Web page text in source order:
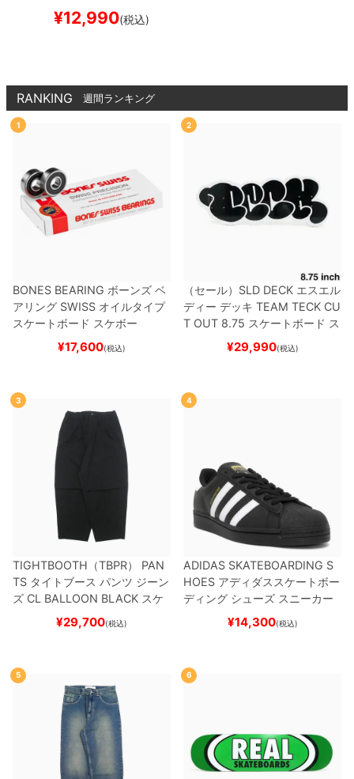
EDANCE EGG 8.8
ートボード スケボー
¥12,990(税込)
RANKING 週間ランキング
1
BONES BEARING ボーンズ ベ
アリング SWISS オイルタイプ
スケートボード スケボー
¥17,600(税込)
2
（セール） SLD DECK エスエル
ディー デッキ TEAM TECK CU
T OUT 8.75 スケートボード ス
¥29,990(税込)
3
TIGHTBOOTH（TBPR） PAN
TS タイトブース パンツ ジーン
ズ CL BALLOON BLACK スケ
ートボード スケボー
¥29,700(税込)
4
ADIDAS SKATEBOARDING S
HOES アディダススケートボー
ディング シューズ スニーカー
スーパースター SUPERSTAR A
BLACK/WHITE/WHITE
ー
¥14,300(税込)
5 6